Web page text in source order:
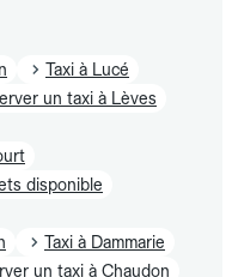
Taxi à Lucé
un taxi à Lèves
disponible
Taxi à Dammarie
un taxi à Chaudon